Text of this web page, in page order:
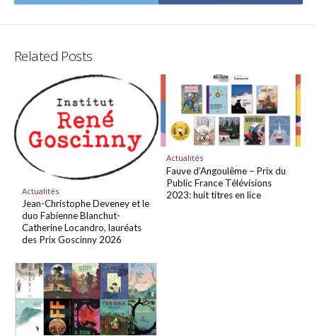
on
on
Related Posts
Actualités
Jean-Christophe Deveney et le
duo Fabienne Blanchut-
Catherine Locandro, lauréats
des Prix Goscinny 2026
Actualités
Fauve d’Angoulême – Prix du
Public France Télévisions
2023: huit titres en lice